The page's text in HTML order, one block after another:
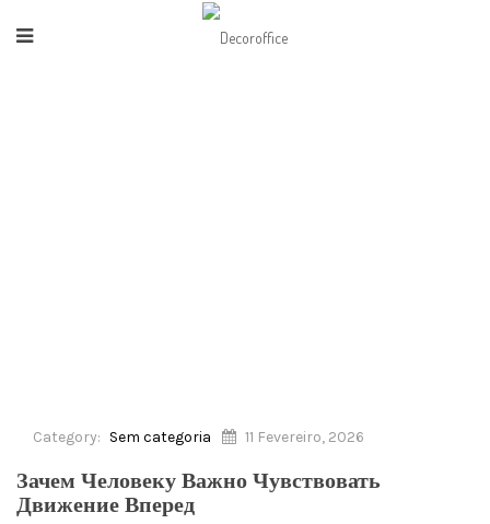
Category: Sem categoria 11 Fevereiro, 2026
Зачем Человеку Важно Чувствовать
Движение Вперед